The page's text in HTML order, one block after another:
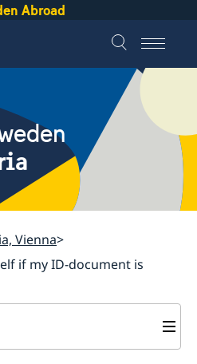
Abroad
Vienna
if my ID-document is